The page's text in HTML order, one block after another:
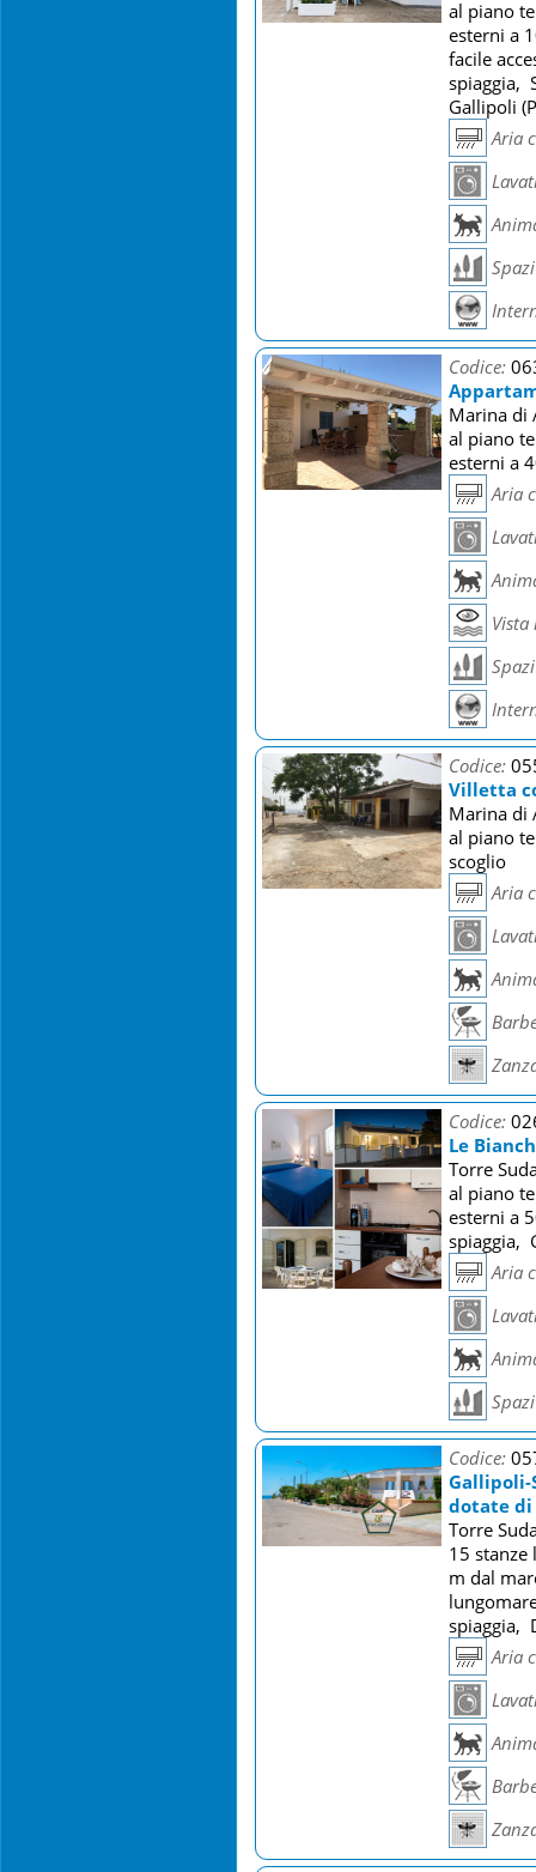
al piano
esterni a
facile
spiaggia,
Gallipoli
Aria
Codice:
Marina di
al piano
esterni a
Aria
Vista
Codice:
Villetta
Marina di
al piano
scoglio
Aria
Codice:
Le
Torre
al piano
esterni a
spiaggia,
Aria
Codice:
Gallipoli-
dotate di
Torre
15
m dal
spiaggia,
Aria